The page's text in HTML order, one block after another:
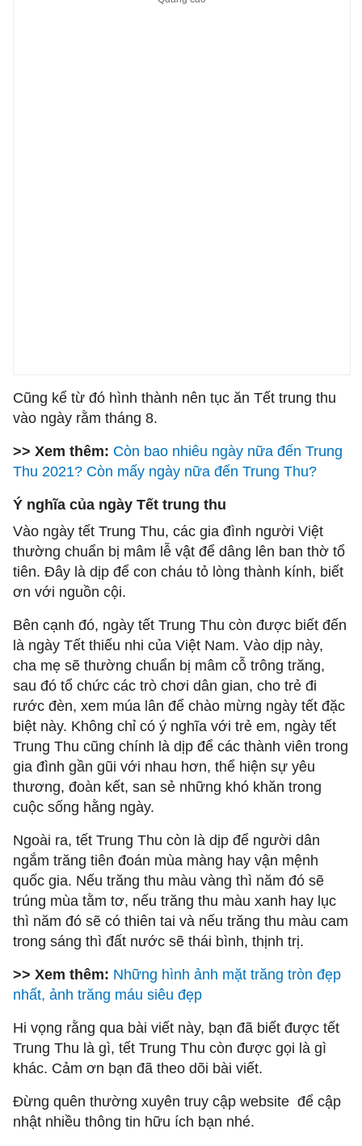
Cũng kể từ đó hình thành nên tục ăn Tết trung thu
vào ngày rằm tháng 8.
>> Xem thêm: Còn bao nhiêu ngày nữa đến Trung
Thu 2021? Còn mấy ngày nữa đến Trung Thu?
Ý nghĩa của ngày Tết trung thu
Vào ngày tết Trung Thu, các gia đình người Việt
thường chuẩn bị mâm lễ vật để dâng lên ban thờ tổ
tiên. Đây là dịp để con cháu tỏ lòng thành kính, biết
ơn với nguồn cội.
Bên cạnh đó, ngày tết Trung Thu còn được biết đến
là ngày Tết thiếu nhi của Việt Nam. Vào dịp này,
cha mẹ sẽ thường chuẩn bị mâm cỗ trông trăng,
sau đó tổ chức các trò chơi dân gian, cho trẻ đi
rước đèn, xem múa lân để chào mừng ngày tết đặc
biệt này. Không chỉ có ý nghĩa với trẻ em, ngày tết
Trung Thu cũng chính là dịp để các thành viên trong
gia đình gần gũi với nhau hơn, thể hiện sự yêu
thương, đoàn kết, san sẻ những khó khăn trong
cuộc sống hằng ngày.
Ngoài ra, tết Trung Thu còn là dịp để người dân
ngắm trăng tiên đoán mùa màng hay vận mệnh
quốc gia. Nếu trăng thu màu vàng thì năm đó sẽ
trúng mùa tằm tơ, nếu trăng thu màu xanh hay lục
thì năm đó sẽ có thiên tai và nếu trăng thu màu cam
trong sáng thì đất nước sẽ thái bình, thịnh trị.
>> Xem thêm: Những hình ảnh mặt trăng tròn đẹp
nhất, ảnh trăng máu siêu đẹp
Hi vọng rằng qua bài viết này, bạn đã biết được tết
Trung Thu là gì, tết Trung Thu còn được gọi là gì
khác. Cảm ơn bạn đã theo dõi bài viết.
Đừng quên thường xuyên truy cập website để cập
nhật nhiều thông tin hữu ích bạn nhé.